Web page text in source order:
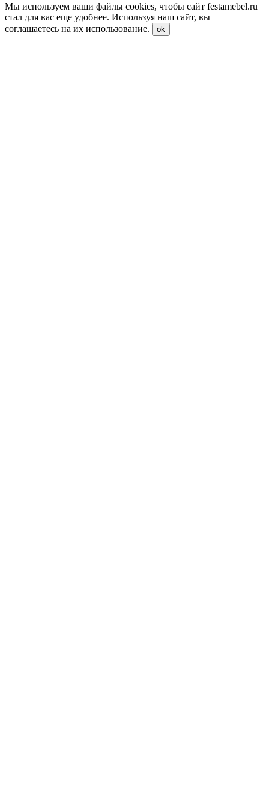
Мы используем ваши файлы cookies, чтобы сайт festamebel.ru
стал для вас еще удобнее. Используя наш сайт, вы
соглашаетесь на их использование.